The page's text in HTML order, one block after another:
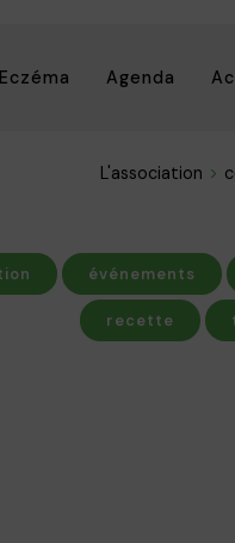
Agenda
L'association
événements
recette